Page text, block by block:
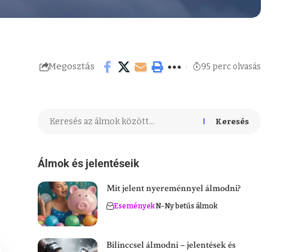
Megosztás 95 perc olvasás
Keresés
Álmok és jelentéseik
Mit jelent nyereménnyel álmodni?
EseményekN-Ny betűs álmok
Bilinccsel álmodni – jelentések és